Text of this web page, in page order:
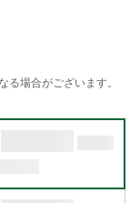
場合がございます。